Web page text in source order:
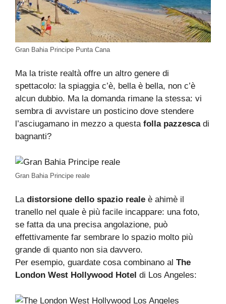
Gran Bahia Principe Punta Cana
Ma la triste realtà offre un altro genere di
spettacolo: la spiaggia c’è, bella è bella, non c’è
alcun dubbio. Ma la domanda rimane la stessa: vi
sembra di avvistare un posticino dove stendere
l’asciugamano in mezzo a questa folla pazzesca di
bagnanti?
Gran Bahia Principe reale
La distorsione dello spazio reale è ahimè il
tranello nel quale è più facile incappare: una foto,
se fatta da una precisa angolazione, può
effettivamente far sembrare lo spazio molto più
grande di quanto non sia davvero.
Per esempio, guardate cosa combinano al The
London West Hollywood Hotel di Los Angeles: